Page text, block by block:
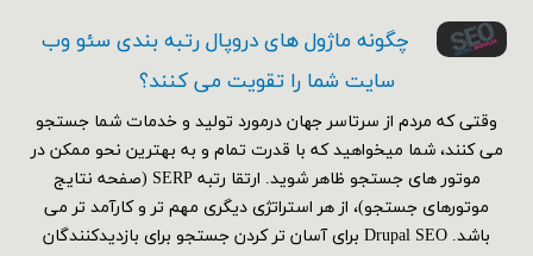
چگونه ماژول های دروپال رتبه بندی سئو وب
سایت شما را تقویت می کنند؟
وقتی که مردم از سرتاسر جهان درمورد تولید و خدمات شما جستجو
می کنند، شما میخواهید که با قدرت تمام و به بهترین نحو ممکن در
موتور های جستجو ظاهر شوید. ارتقا رتبه SERP (صفحه نتایج
موتورهای جستجو)، از هر استراتژی دیگری مهم تر و کارآمد تر می
باشد. Drupal SEO برای آسان تر کردن جستجو برای بازدیدکنندگان